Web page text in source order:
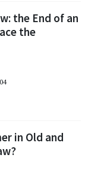
the End of an
the
in Old and